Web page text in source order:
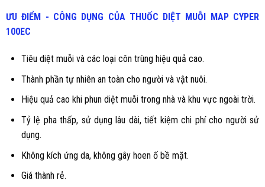
ƯU ĐIỂM - CÔNG DỤNG CỦA THUỐC DIỆT MUỖI
MAP CYPER
100EC
Tiêu diệt muỗi và các loại côn trùng hiệu quả cao.
Thành phần tự nhiên an toàn cho người và vật nuôi.
Hiệu quả cao khi phun diệt muỗi trong nhà và khu vực ngoài trời.
Tỷ lệ pha thấp, sử dụng lâu dài, tiết kiệm chi phí cho người sử
dụng.
Không kích ứng da, không gây hoen ố bề mặt.
Giá thành rẻ.